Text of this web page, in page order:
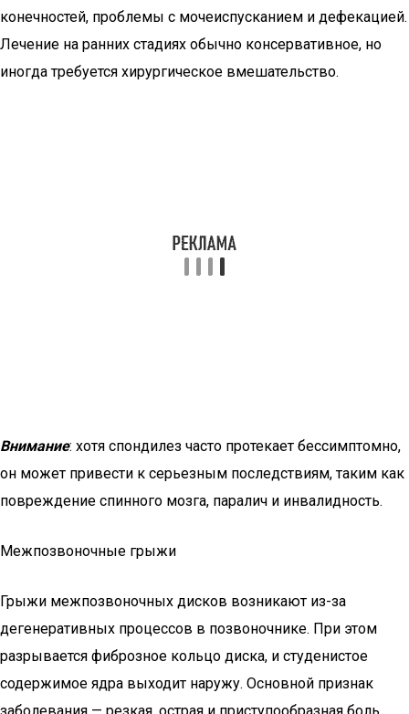
конечностей, проблемы с мочеиспусканием и дефекацией.
Лечение на ранних стадиях обычно консервативное, но
иногда требуется хирургическое вмешательство.
Внимание: хотя спондилез часто протекает бессимптомно,
он может привести к серьезным последствиям, таким как
повреждение спинного мозга, паралич и инвалидность.
Межпозвоночные грыжи
Грыжи межпозвоночных дисков возникают из-за
дегенеративных процессов в позвоночнике. При этом
разрывается фиброзное кольцо диска, и студенистое
содержимое ядра выходит наружу. Основной признак